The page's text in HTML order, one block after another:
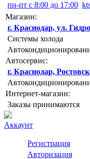
пн-пт с 8:00 до 17:00
Магазин:
г. Краснодар, ул.
Системы холода
Автосервис:
г. Краснодар,
Интернет-магазин:
Заказы принимаются
Аккаунт
Регистрация
Авторизация